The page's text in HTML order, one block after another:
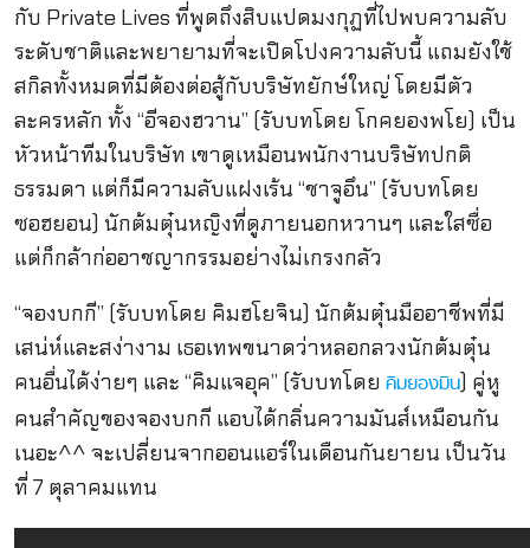
กับ Private Lives ที่พูดถึงสิบแปดมงกุฏที่ไปพบความลับ
ระดับชาติและพยายามที่จะเปิดโปงความลับนี้ แถมยังใช้
สกิลทั้งหมดที่มีต้องต่อสู้กับบริษัทยักษ์ใหญ่ โดยมีตัว
ละครหลัก ทั้ง “อีจองฮวาน” (รับบทโดย โกคยองพโย) เป็น
หัวหน้าทีมในบริษัท เขาดูเหมือนพนักงานบริษัทปกติ
ธรรมดา แต่ก็มีความลับแฝงเร้น “ชาจูอึน” (รับบทโดย
ซอฮยอน) นักต้มตุ๋นหญิงที่ดูภายนอกหวานๆ และใสซื่อ
แต่ก็กล้าก่ออาชญากรรมอย่างไม่เกรงกลัว
“จองบกกี” (รับบทโดย คิมฮโยจิน) นักต้มตุ๋นมืออาชีพที่มี
เสน่ห์และสง่างาม เธอเทพขนาดว่าหลอกลวงนักต้มตุ๋น
คนอื่นได้ง่ายๆ และ “คิมแจอุค” (รับบทโดย คิมยองมิน) คู่หู
คนสำคัญของจองบกกี แอบได้กลิ่นความมันส์เหมือนกัน
เนอะ^^ จะเปลี่ยนจากออนแอร์ในเดือนกันยายน เป็นวัน
ที่ 7 ตุลาคมแทน